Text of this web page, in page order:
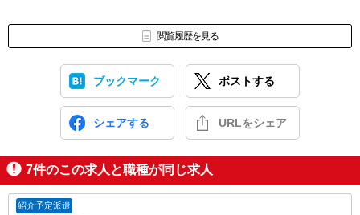
閲覧履歴を見る
ブックマーク ポストする
シェアする URLをシェア
7件のこの求人と職種が同じ求人
紹介予定派遣